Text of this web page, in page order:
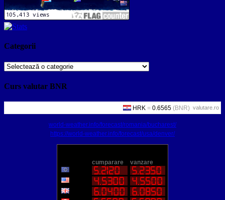
Categorii
Categorii
Curs valutar BNR
valutare.ro
world-weather.info/forecast/romania/bucharest/
https://world-weather.info/forecast/usa/denver/